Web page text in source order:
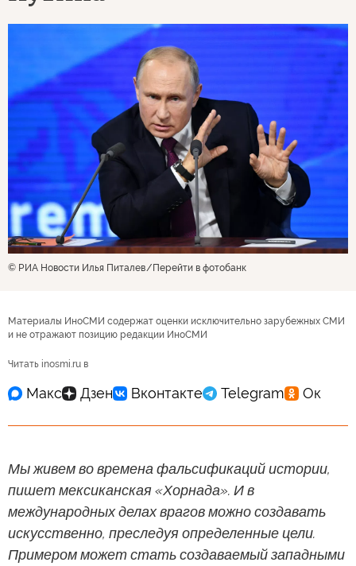
© РИА Новости Илья Питалев Перейти в фотобанк
Материалы ИноСМИ содержат оценки исключительно зарубежных СМИ
и не отражают позицию редакции ИноСМИ
Читать inosmi.ru в
Мы живем во времена фальсификаций истории,
пишет мексиканская «Хорнада». И в
международных делах врагов можно создавать
искусственно, преследуя определенные цели.
Примером может стать создаваемый западными